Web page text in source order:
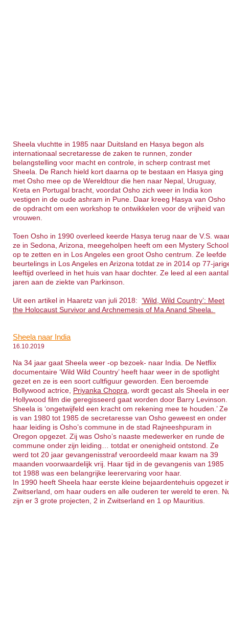
Sheela vluchtte in 1985 naar Duitsland en Hasya begon als
internationaal secretaresse de zaken te runnen, zonder
belangstelling voor macht en controle, in scherp contrast met
Sheela. De Ranch hield kort daarna op te bestaan en Hasya ging
met Osho mee op de Wereldtour die hen naar Nepal, Uruguay,
Kreta en Portugal bracht, voordat Osho zich weer in India kon
vestigen in de oude ashram in Pune. Daar kreeg Hasya van Osho
de opdracht om een workshop te ontwikkelen voor de vrijheid van
vrouwen.
Toen Osho in 1990 overleed keerde Hasya terug naar de V.S.
ze in Sedona, Arizona, meegeholpen heeft om een Mystery School
op te zetten en in Los Angeles een groot Osho centrum. Ze leefde
beurtelings in Los Angeles en Arizona totdat ze in 2014 op 77-
leeftijd overleed in het huis van haar dochter. Ze leed al een aantal
jaren aan de ziekte van Parkinson.
Uit een artikel in Haaretz van juli 2018:‘Wild, Wild Country’: Meet
the Holocaust Survivor and Archnemesis of Ma Anand Sheela.
Sheela naar India
16.10.2019
Na 34 jaar gaat Sheela weer -op bezoek- naar India. De Netflix
documentaire ‘Wild Wild Country’ heeft haar weer in de spotlight
gezet en ze is een soort cultfiguur geworden. Een beroemde
Bollywood actrice, Priyanka Chopra , wordt gecast als Sheela in
Hollywood film die geregisseerd gaat worden door Barry Levinson.
Sheela is ‘ongetwijfeld een kracht om rekening mee te houden.’ Ze
is van 1980 tot 1985 de secretaresse van Osho geweest en onder
haar leiding is Osho’s commune in de stad Rajneeshpuram in
Oregon opgezet. Zij was Osho’s naaste medewerker en runde de
commune onder zijn leiding… totdat er onenigheid ontstond. Ze
werd tot 20 jaar gevangenisstraf veroordeeld maar kwam na 39
maanden voorwaardelijk vrij. Haar tijd in de gevangenis van 1985
tot 1988 was een belangrijke leerervaring voor haar.
In 1990 heeft Sheela haar eerste kleine bejaardentehuis opgezet
Zwitserland, om haar ouders en alle ouderen ter wereld te eren.
zijn er 3 grote projecten, 2 in Zwitserland en 1 op Mauritius.